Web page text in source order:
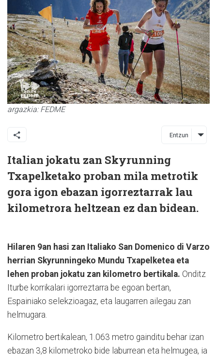
argazkia: FEDME
Entzun
Italian jokatu zan Skyrunning
Txapelketako proban mila metrotik
gora igon ebazan igorreztarrak lau
kilometrora heltzean ez dan bidean.
Hilaren 9an hasi zan Italiako San Domenico di Varzo
herrian Skyrunningeko Mundu Txapelketea eta
lehen proban jokatu zan kilometro bertikala. Onditz
Iturbe korrikalari igorreztarra be egoan bertan,
Espainiako selekzioagaz, eta laugarren ailegau zan
helmugara.
Kilometro bertikalean, 1.063 metro gainditu behar izan
ebazan 3,8 kilometroko bide laburrean eta helmugea, ia